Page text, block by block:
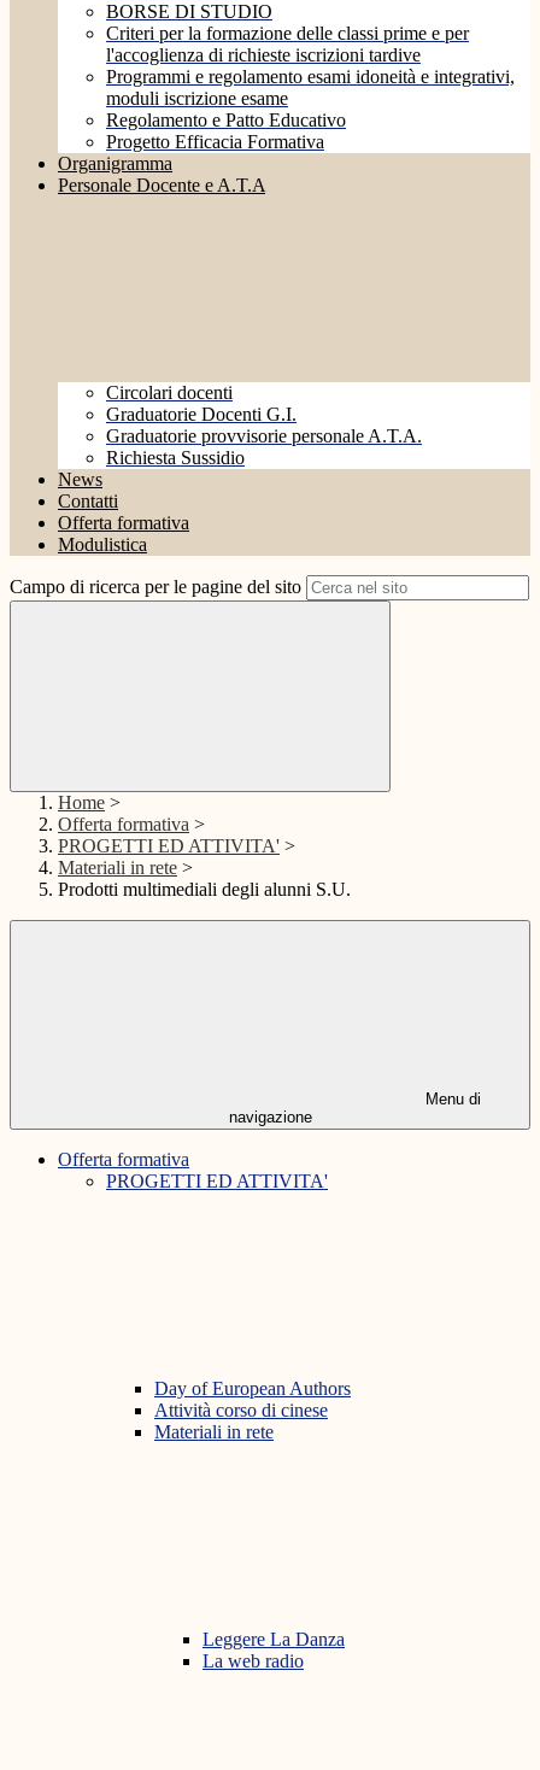
BORSE DI STUDIO
Criteri per la formazione delle classi prime e per
l'accoglienza di richieste iscrizioni tardive
Programmi e regolamento esami idoneità e integrativi,
moduli iscrizione esame
Regolamento e Patto Educativo
Progetto Efficacia Formativa
Organigramma
Personale Docente e A.T.A
Circolari docenti
Graduatorie Docenti G.I.
Graduatorie provvisorie personale A.T.A.
Richiesta Sussidio
News
Contatti
Offerta formativa
Modulistica
Campo di ricerca per le pagine del sito
Home >
Offerta formativa >
PROGETTI ED ATTIVITA' >
Materiali in rete >
Prodotti multimediali degli alunni S.U.
Menu di
navigazione
Offerta formativa
PROGETTI ED ATTIVITA'
Day of European Authors
Attività corso di cinese
Materiali in rete
Leggere La Danza
La web radio